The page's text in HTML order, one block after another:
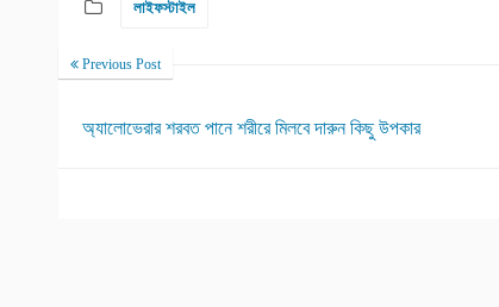
লাইফস্টাইল
Previous Post
অ্যালোভেরার শরবত পানে শরীরে মিলবে দারুন কিছু উপকার